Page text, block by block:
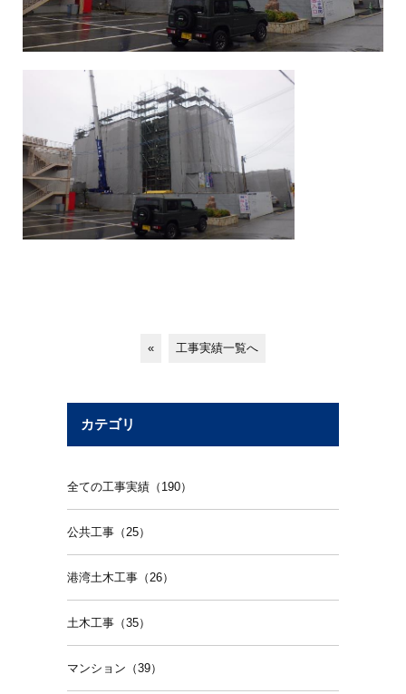
« 工事実績一覧へ
カテゴリ
全ての工事実績（190）
公共工事（25）
港湾土木工事（26）
土木工事（35）
マンション（39）